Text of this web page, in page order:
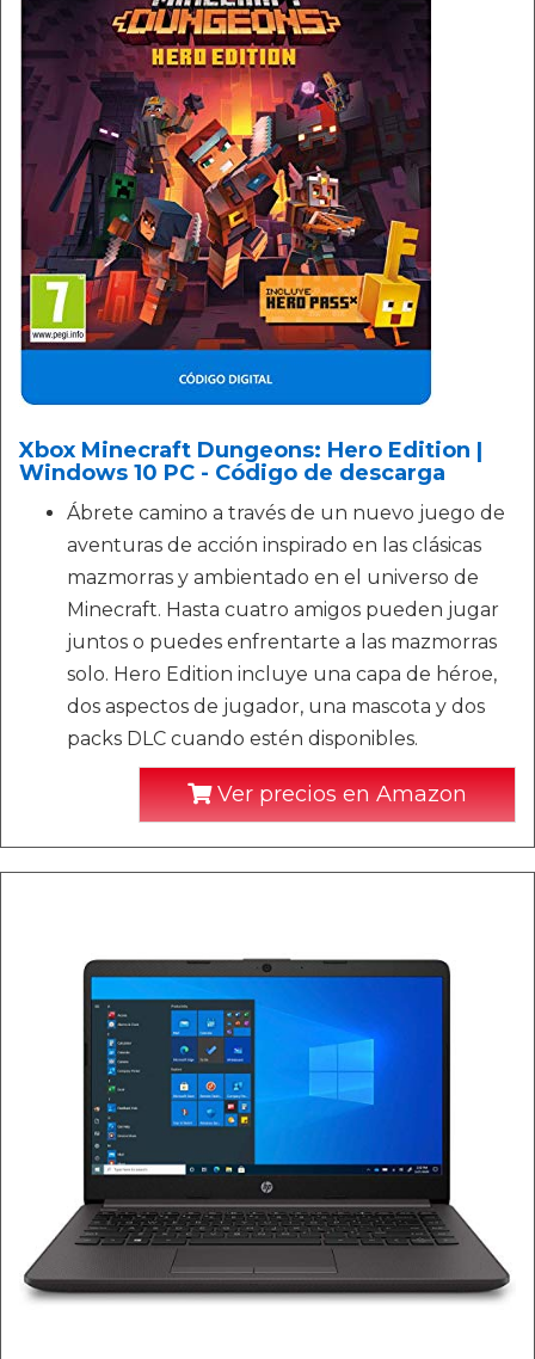
Xbox Minecraft Dungeons: Hero Edition |
Windows 10 PC - Código de descarga
Ábrete camino a través de un nuevo juego de
aventuras de acción inspirado en las clásicas
mazmorras y ambientado en el universo de
Minecraft. Hasta cuatro amigos pueden jugar
juntos o puedes enfrentarte a las mazmorras
solo. Hero Edition incluye una capa de héroe,
dos aspectos de jugador, una mascota y dos
packs DLC cuando estén disponibles.
Ver precios en Amazon